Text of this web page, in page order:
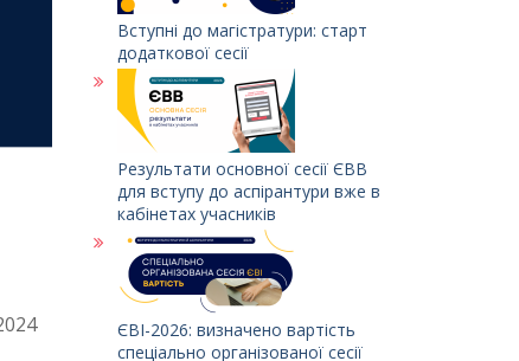
Вступні до магістратури: старт
додаткової сесії
Результати основної сесії ЄВВ
для вступу до аспірантури вже в
кабінетах учасників
ЄВІ-2026: визначено вартість
спеціально організованої сесії